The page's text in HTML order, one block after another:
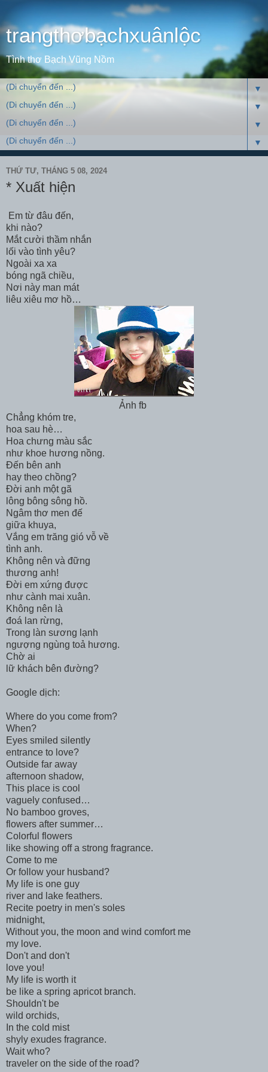
trangthơbạchxuânlộc
Tình thơ Bạch Vũng Nồm
▼
▼
▼
▼
THỨ TƯ, THÁNG 5 08, 2024
* Xuất hiện
Em từ đâu đến,
khi nào?
Mắt cười thầm nhắn
lối vào tình yêu?
Ngoài xa xa
bóng ngã chiều,
Nơi này man mát
liêu xiêu mơ hồ…
Ảnh fb
Chẳng khóm tre,
hoa sau hè…
Hoa chưng màu sắc
như khoe hương nồng.
Đến bên anh
hay theo chồng?
Đời anh một gã
lông bông sông hồ.
Ngâm thơ men đế
giữa khuya,
Vắng em trăng gió vỗ về
tình anh.
Không nên và đững
thương anh!
Đời em xứng được
như cành mai xuân.
Không nên là
đoá lan rừng,
Trong làn sương lạnh
ngượng ngùng toả hương.
Chờ ai
lữ khách bên đường?
Google dịch:
Where do you come from?
When?
Eyes smiled silently
entrance to love?
Outside far away
afternoon shadow,
This place is cool
vaguely confused…
No bamboo groves,
flowers after summer…
Colorful flowers
like showing off a strong fragrance.
Come to me
Or follow your husband?
My life is one guy
river and lake feathers.
Recite poetry in men's soles
midnight,
Without you, the moon and wind comfort me
my love.
Don't and don't
love you!
My life is worth it
be like a spring apricot branch.
Shouldn't be
wild orchids,
In the cold mist
shyly exudes fragrance.
Wait who?
traveler on the side of the road?